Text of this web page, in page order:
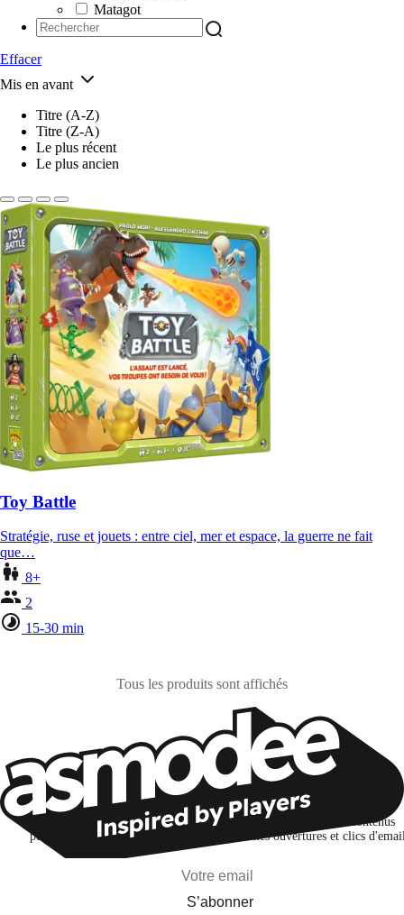
Matagot
Effacer
Mis en avant
Titre (A-Z)
Titre (Z-A)
Le plus récent
Le plus ancien
Toy Battle
Stratégie, ruse et jouets : entre ciel, mer et espace, la guerre ne fait
que…
8+
2
15-30 min
Tous les produits sont affichés
Restons connectés !
Je m'abonne pour découvrir des jeux, des nouveautés et des contenus
personnalisés selon mes centres d'intérêt et mes ouvertures et clics
S’abonner